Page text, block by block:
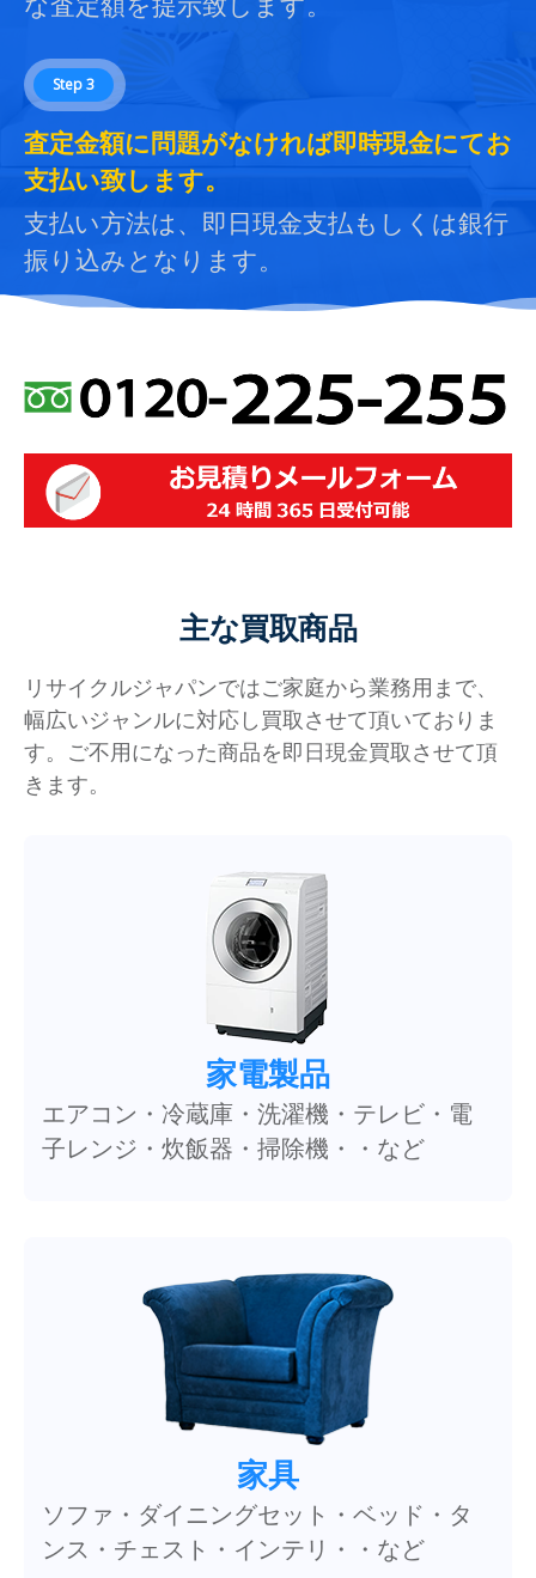
Step 3
査定金額に問題がなければ即時現金にてお
支払い致します。
支払い方法は、即日現金支払もしくは銀行
振り込みとなります。
主な買取商品
リサイクルジャパンではご家庭から業務用まで、
幅広いジャンルに対応し買取させて頂いておりま
す。ご不用になった商品を即日現金買取させて頂
きます。
家電製品
エアコン・冷蔵庫・洗濯機・テレビ・電
子レンジ・炊飯器・掃除機・・など
家具
ソファ・ダイニングセット・ベッド・タ
ンス・チェスト・インテリ・・など